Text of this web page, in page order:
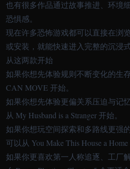
也有很多作品通过故事推进、环境
恐惧感。
现在许多恐怖游戏都可以直接在浏
或安装，就能快速进入完整的沉浸
从这两款开始
如果你想先体验规则不断变化的生
CAN MOVE 开始。
如果你想先体验更偏关系压迫与记
从 My Husband is a Stranger 开始。
如果你想玩空间探索和多路线更强
可以从 You Make This House a Home
如果你更喜欢第一人称追逐、工厂